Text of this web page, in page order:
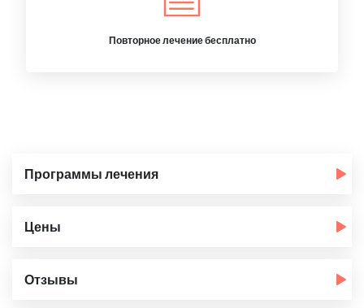
Повторное лечение бесплатно
Программы лечения
Цены
Отзывы